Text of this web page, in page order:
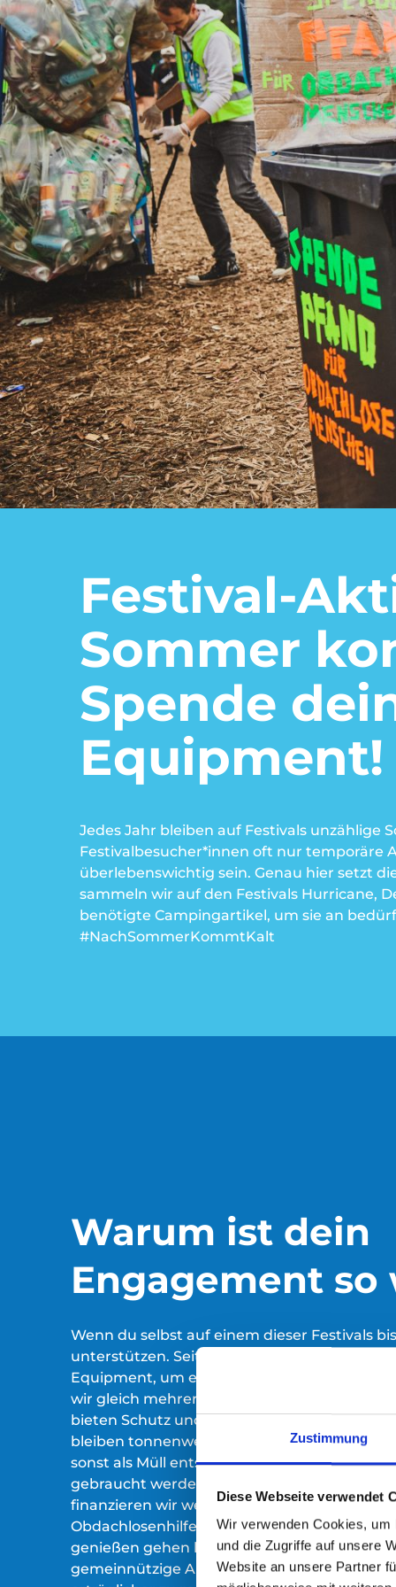
Zustimmung
Diese Webseite verwendet
Wir verwenden Cookies,
und die Zugriffe auf unsere
Website an unsere Partner
Festival-
Sommer
Spende
Equipment!
Jedes Jahr bleiben auf Festivals unzählige
Festivalbesucher*innen oft nur temporäre
überlebenswichtig sein. Genau hier setzt
sammeln wir auf den Festivals Hurricane,
benötigte Campingartikel, um sie an
#NachSommerKommtKalt
Warum ist dein
Engagement
Wenn du selbst auf einem dieser Festivals
unterstützen. Seit 2016 sammeln wir auf
Equipment, um es an Menschen in Not
wir gleich mehrere positive Effekte:
bieten Schutz und Wärme für obdachlose
bleiben tonnenweise Campingartikel auf
sonst als Müll entsorgt würden – obwohl sie
gebraucht werden. Und: Durch das
finanzieren wir weitere dringend benötigte
Obdachlosenhilfe. Gutes Tun und
genießen gehen hier Hand in Hand und
gemeinnützige Arbeit. Hilf uns, den Winter